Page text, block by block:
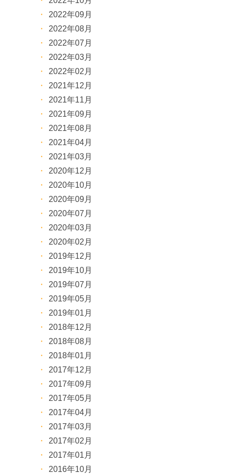
2022年09月
2022年08月
2022年07月
2022年03月
2022年02月
2021年12月
2021年11月
2021年09月
2021年08月
2021年04月
2021年03月
2020年12月
2020年10月
2020年09月
2020年07月
2020年03月
2020年02月
2019年12月
2019年10月
2019年07月
2019年05月
2019年01月
2018年12月
2018年08月
2018年01月
2017年12月
2017年09月
2017年05月
2017年04月
2017年03月
2017年02月
2017年01月
2016年10月